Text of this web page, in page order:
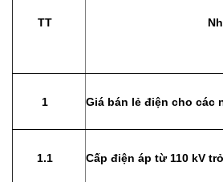
TT
1 Giá bán lẻ điện cho các
1.1 Cấp điện áp từ 110 kV